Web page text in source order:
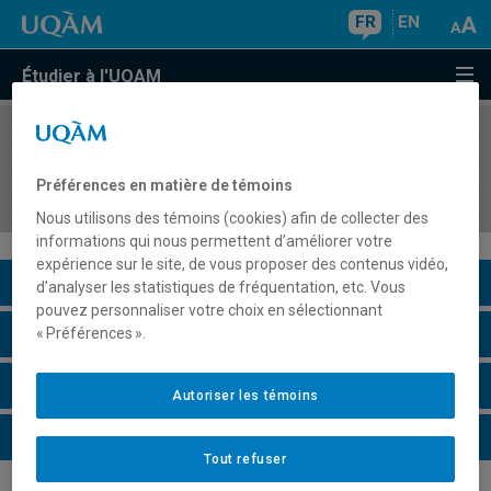
FR EN
Étudier à l'UQAM
COURS//
biomarqueurs
Description du cours
Horaire - Été 2026
Horaire - Automne 2026
Horaire - Hiver 2027
Préférences en matière de témoins
Nous utilisons des témoins (cookies) afin de collecter des
informations qui nous permettent d’améliorer votre
expérience sur le site, de vous proposer des contenus vidéo,
d’analyser les statistiques de fréquentation, etc. Vous
pouvez personnaliser votre choix en sélectionnant
« Préférences ».
Tout refuser
Autoriser les témoins